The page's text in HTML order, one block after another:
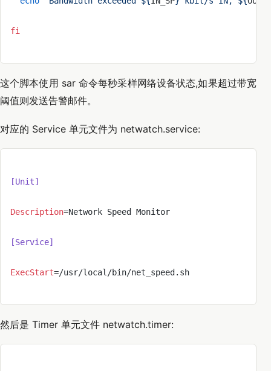
fi
这个脚本使用 sar 命令每秒采样网络设备状态,如果超过带宽
阈值则发送告警邮件。
对应的 Service 单元文件为 netwatch.service:
[Unit]
Description=Network Speed Monitor
[Service]
ExecStart=/usr/local/bin/net_speed.sh
然后是 Timer 单元文件 netwatch.timer: